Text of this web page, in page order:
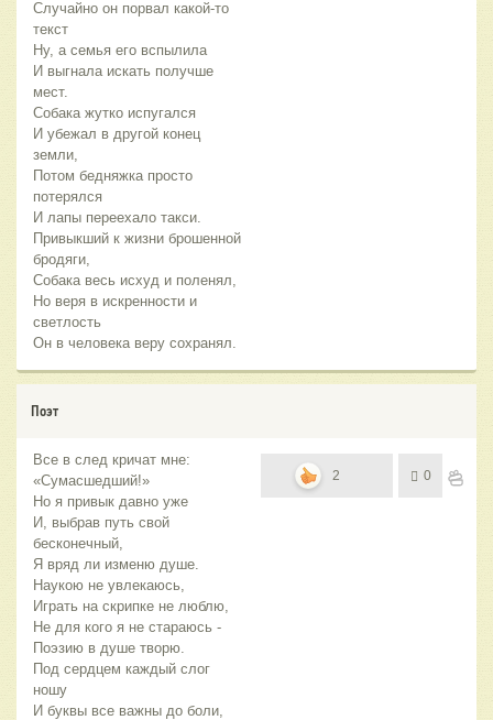
Случайно он порвал какой-то
текст
Ну, а семья его вспылила
И выгнала искать получше
мест.
Собака жутко испугался
И убежал в другой конец
земли,
Потом бедняжка просто
потерялся
И лапы переехало такси.
Привыкший к жизни брошенной
бродяги,
Собака весь исхуд и поленял,
Но веря в искренности и
светлость
Он в человека веру сохранял.
Поэт
Все в след кричат мне:
«Сумасшедший!»
Но я привык давно уже
И, выбрав путь свой
бесконечный,
Я вряд ли изменю душе.
Наукою не увлекаюсь,
Играть на скрипке не люблю,
Не для кого я не стараюсь -
Поэзию в душе творю.
Под сердцем каждый слог
ношу
И буквы все важны до боли,
2 0